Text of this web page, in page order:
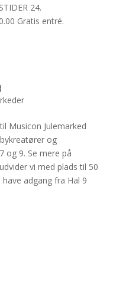
24.
Gratis entré.
Musicon Julemarked
og
og 9. Se mere på
vi med plads til 50
adgang fra Hal 9